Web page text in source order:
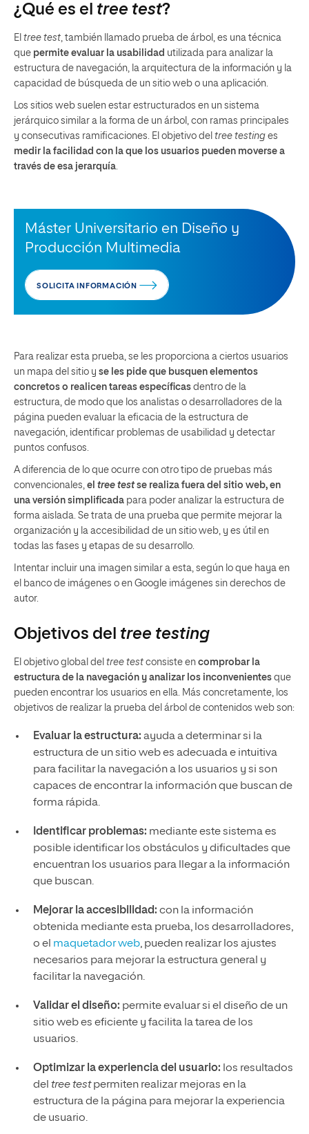
¿Qué es el tree test?
El tree test , también llamado prueba de árbol, es una técnica
que permite evaluar la usabilidad utilizada para analizar la
estructura de navegación, la arquitectura de la información y la
capacidad de búsqueda de un sitio web o una aplicación.
Los sitios web suelen estar estructurados en un sistema
jerárquico similar a la forma de un árbol, con ramas principales
y consecutivas ramificaciones. El objetivo del tree testing es
medir la facilidad con la que los usuarios pueden moverse a
través de esa jerarquía
Máster Universitario en Diseño y
Producción Multimedia
SOLICITA INFORMACIÓN
Para realizar esta prueba, se les proporciona a ciertos usuarios
un mapa del sitio y se les pide que busquen elementos
concretos o realicen tareas específicas dentro de la
estructura, de modo que los analistas o desarrolladores de la
página pueden evaluar la eficacia de la estructura de
navegación, identificar problemas de usabilidad y detectar
puntos confusos.
A diferencia de lo que ocurre con otro tipo de pruebas más
convencionales, el tree testse realiza fuera del sitio web, en
una versión simplificada para poder analizar la estructura de
forma aislada. Se trata de una prueba que permite mejorar la
organización y la accesibilidad de un sitio web, y es útil en
todas las fases y etapas de su desarrollo.
Intentar incluir una imagen similar a esta, según lo que haya en
el banco de imágenes o en Google imágenes sin derechos de
autor.
Objetivos del tree testing
El objetivo global del tree test consiste en comprobar la
estructura de la navegación y analizar los inconvenientes que
pueden encontrar los usuarios en ella. Más concretamente, los
objetivos de realizar la prueba del árbol de contenidos web son:
Evaluar la estructura: ayuda a determinar si la
estructura de un sitio web es adecuada e intuitiva
para facilitar la navegación a los usuarios y si son
capaces de encontrar la información que buscan de
forma rápida.
Identificar problemas: mediante este sistema es
posible identificar los obstáculos y dificultades que
encuentran los usuarios para llegar a la información
que buscan.
Mejorar la accesibilidad: con la información
obtenida mediante esta prueba, los desarrolladores,
o el maquetador web, pueden realizar los ajustes
necesarios para mejorar la estructura general y
facilitar la navegación.
Validar el diseño: permite evaluar si el diseño de un
sitio web es eficiente y facilita la tarea de los
usuarios.
Optimizar la experiencia del usuario: los resultados
del tree testpermiten realizar mejoras en la
estructura de la página para mejorar la experiencia
de usuario.